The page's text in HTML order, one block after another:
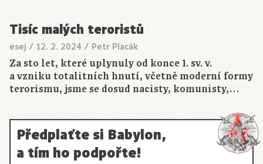
Tisíc malých teroristů
esej / 12. 2. 2024 / Petr Placák
Za sto let, které uplynuly od konce 1. sv. v.
a vzniku totalitních hnutí, včetně moderní formy
terorismu, jsme se dosud nacisty, komunisty,…
Předplaťte si Babylon,
a tím ho podpořte!